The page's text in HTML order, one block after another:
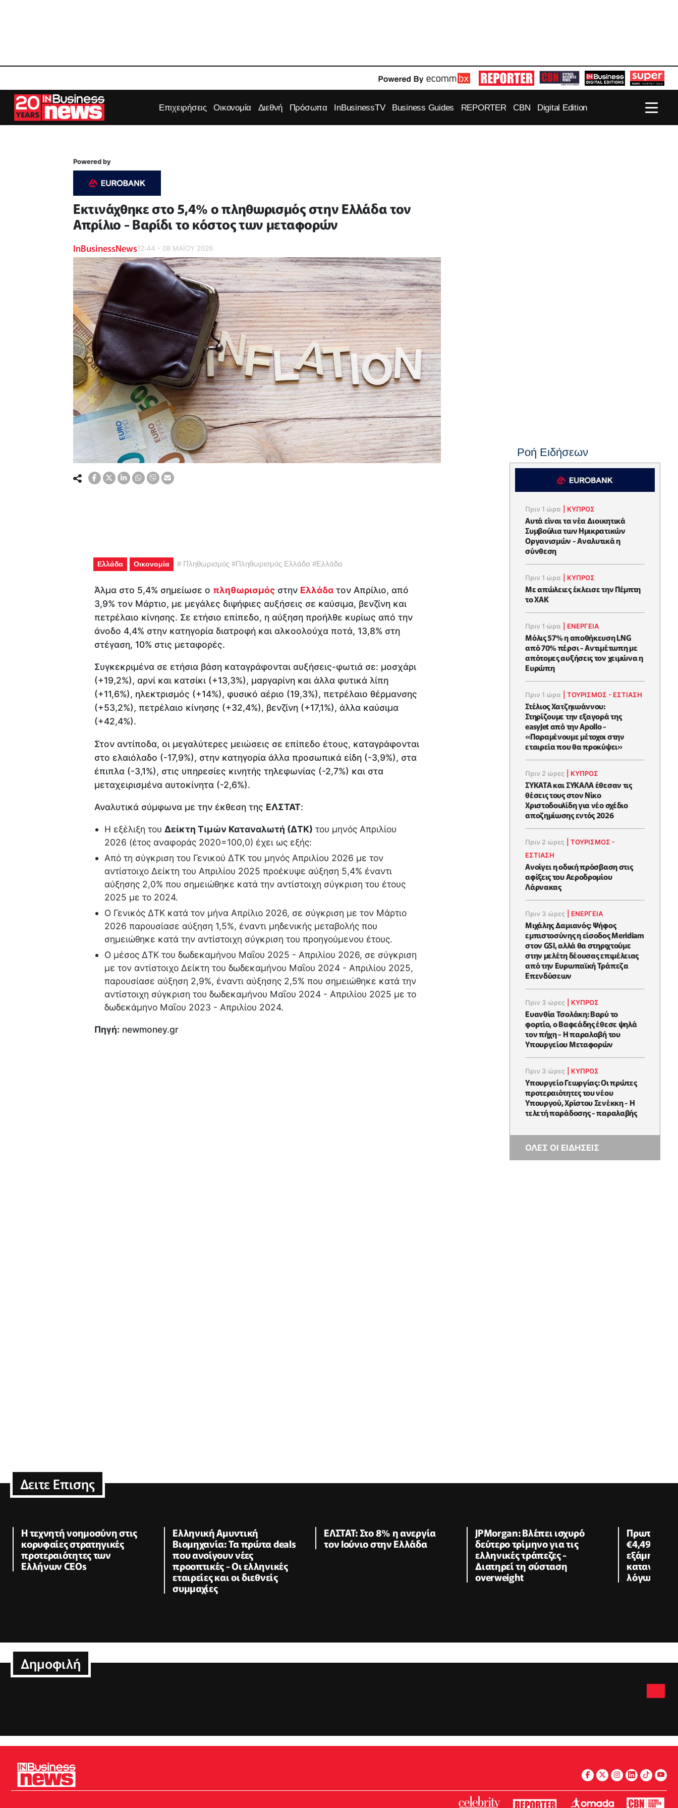
Επιχειρήσεις Οικονομία Διεθνή Πρόσωπα InBusinessTV Business Guides REPORTER CBN Digital Edition
Powered by
Εκτινάχθηκε στο 5,4% ο πληθωρισμός στην Ελλάδα τον
Απρίλιο - Βαρίδι το κόστος των μεταφορών
InBusinessNews12:44 - 08 ΜΑΪ́ΟΥ 2026
Ελλάδα Οικονομία #Πληθωρισμός #Πληθωρισμός Ελλάδα #Ελλάδα
Άλμα στο 5,4% σημείωσε ο πληθωρισμός στην Ελλάδα τον Απρίλιο, από
3,9% τον Μάρτιο, με μεγάλες διψήφιες αυξήσεις σε καύσιμα, βενζίνη και
πετρέλαιο κίνησης. Σε ετήσιο επίπεδο, η αύξηση προήλθε κυρίως από την
άνοδο 4,4% στην κατηγορία διατροφή και αλκοολούχα ποτά, 13,8% στη
στέγαση, 10% στις μεταφορές.
Συγκεκριμένα σε ετήσια βάση καταγράφονται αυξήσεις-φωτιά σε: μοσχάρι
(+19,2%), αρνί και κατσίκι (+13,3%), μαργαρίνη και άλλα φυτικά λίπη
(+11,6%), ηλεκτρισμός (+14%), φυσικό αέριο (19,3%), πετρέλαιο θέρμανσης
(+53,2%), πετρέλαιο κίνησης (+32,4%), βενζίνη (+17,1%), άλλα καύσιμα
(+42,4%).
Στον αντίποδα, οι μεγαλύτερες μειώσεις σε επίπεδο έτους, καταγράφονται
στο ελαιόλαδο (-17,9%), στην κατηγορία άλλα προσωπικά είδη (-3,9%), στα
έπιπλα (-3,1%), στις υπηρεσίες κινητής τηλεφωνίας (-2,7%) και στα
μεταχειρισμένα αυτοκίνητα (-2,6%).
Αναλυτικά σύμφωνα με την έκθεση της ΕΛΣΤΑΤ:
Η εξέλιξη του Δείκτη Τιμών Καταναλωτή (ΔΤΚ) του μηνός Απριλίου
2026 (έτος αναφοράς 2020=100,0) έχει ως εξής:
Από τη σύγκριση του Γενικού ΔΤΚ του μηνός Απριλίου 2026 με τον
αντίστοιχο Δείκτη του Απριλίου 2025 προέκυψε αύξηση 5,4% έναντι
αύξησης 2,0% που σημειώθηκε κατά την αντίστοιχη σύγκριση του έτους
2025 με το 2024.
Ο Γενικός ΔΤΚ κατά τον μήνα Απρίλιο 2026, σε σύγκριση με τον Μάρτιο
2026 παρουσίασε αύξηση 1,5%, έναντι μηδενικής μεταβολής που
σημειώθηκε κατά την αντίστοιχη σύγκριση του προηγούμενου έτους.
Ο μέσος ΔΤΚ του δωδεκαμήνου Μαΐου 2025 - Απριλίου 2026, σε σύγκριση
με τον αντίστοιχο Δείκτη του δωδεκαμήνου Μαΐου 2024 - Απριλίου 2025,
παρουσίασε αύξηση 2,9%, έναντι αύξησης 2,5% που σημειώθηκε κατά την
αντίστοιχη σύγκριση του δωδεκαμήνου Μαΐου 2024 - Απριλίου 2025 με το
δωδεκάμηνο Μαΐου 2023 - Απριλίου 2024.
Πηγή: newmoney.gr
Ροή Ειδήσεων
Πριν 1 ώρα ΚΥΠΡΟΣ
Αυτά είναι τα νέα Διοικητικά
Συμβούλια των Ημικρατικών
Οργανισμών - Αναλυτικά η
σύνθεση
Πριν 1 ώρα ΚΥΠΡΟΣ
Με απώλειες έκλεισε την Πέμπτη
το ΧΑΚ
Πριν 1 ώρα ΕΝΈΡΓΕΙΑ
Μόλις 57% η αποθήκευση LNG
από 70% πέρσι - Αντιμέτωπη με
απότομες αυξήσεις τον χειμώνα η
Ευρώπη
Πριν 1 ώρα |ΤΟΥΡΙΣΜΟΣ - ΕΣΤΙΑΣΗ
Στέλιος Χατζηιωάννου:
Στηρίζουμε την εξαγορά της
easyJet από την Apollo -
«Παραμένουμε μέτοχοι στην
εταιρεία που θα προκύψει»
Πριν 2 ώρες ΚΥΠΡΟΣ
ΣΥΚΑΤΑ και ΣΥΚΑΛΑ έθεσαν τις
θέσεις τους στον Νίκο
Χριστοδουλίδη για νέο σχέδιο
αποζημίωσης εντός 2026
Πριν 2 ώρες |ΤΟΥΡΙΣΜΟΣ -
ΕΣΤΙΑΣΗ
Ανοίγει η οδική πρόσβαση στις
αφίξεις του Αεροδρομίου
Λάρνακας
Πριν 3 ώρες ΕΝΈΡΓΕΙΑ
Μιχάλης Δαμιανός: Ψήφος
εμπιστοσύνης η είσοδος Meridiam
στον GSI, αλλά θα στηριχτούμε
στην μελέτη δέουσας επιμέλειας
από την Ευρωπαϊκή Τράπεζα
Επενδύσεων
Πριν 3 ώρες ΚΥΠΡΟΣ
Ευανθία Τσολάκη: Βαρύ το
φορτίο, ο Βαφεάδης έθεσε ψηλά
τον πήχη - Η παραλαβή του
Υπουργείου Μεταφορών
Πριν 3 ώρες ΚΥΠΡΟΣ
Υπουργείο Γεωργίας: Οι πρώτες
προτεραιότητες του νέου
Υπουργού, Χρίστου Σενέκκη - Η
τελετή παράδοσης - παραλαβής
ΟΛΕΣ ΟΙ ΕΙΔΗΣΕΙΣ
Δειτε Επισης
Η τεχνητή νοημοσύνη στις
κορυφαίες στρατηγικές
προτεραιότητες των
Ελλήνων CEOs
Ελληνική Αμυντική
Βιομηχανία: Τα πρώτα deals
που ανοίγουν νέες
προοπτικές - Οι ελληνικές
εταιρείες και οι διεθνείς
συμμαχίες
ΕΛΣΤΑΤ: Στο 8% η ανεργία
τον Ιούνιο στην Ελλάδα
JPMorgan: Βλέπει ισχυρό
δεύτερο τρίμηνο για τις
ελληνικές τράπεζες -
Διατηρεί τη σύσταση
overweight
€4,49 δις
εξάμηνο -
λόγω
Δημοφιλή